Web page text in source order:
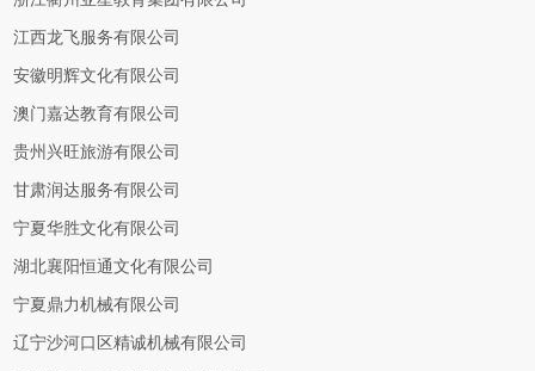
江西龙飞服务有限公司
安徽明辉文化有限公司
澳门嘉达教育有限公司
贵州兴旺旅游有限公司
甘肃润达服务有限公司
宁夏华胜文化有限公司
湖北襄阳恒通文化有限公司
宁夏鼎力机械有限公司
辽宁沙河口区精诚机械有限公司